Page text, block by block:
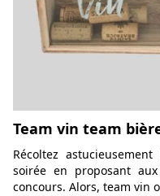
Team vin team
Récoltez
soirée en proposant
concours. Alors, team vin